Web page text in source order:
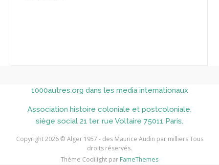
AICI (ou AISSI) Laïd
AIDI
AININE Abdelkader
1000autres.org dans les media internationaux
Association histoire coloniale et postcoloniale,
siège social 21 ter, rue Voltaire 75011 Paris.
Copyright 2026 © Alger 1957 - des Maurice Audin par milliers Tous
droits réservés.
Thème Codilight par FameThemes